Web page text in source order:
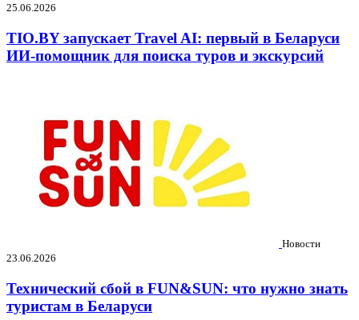
25.06.2026
TIO.BY запускает Travel AI: первый в Беларуси
ИИ-помощник для поиска туров и экскурсий
Новости
23.06.2026
Технический сбой в FUN&SUN: что нужно знать
туристам в Беларуси